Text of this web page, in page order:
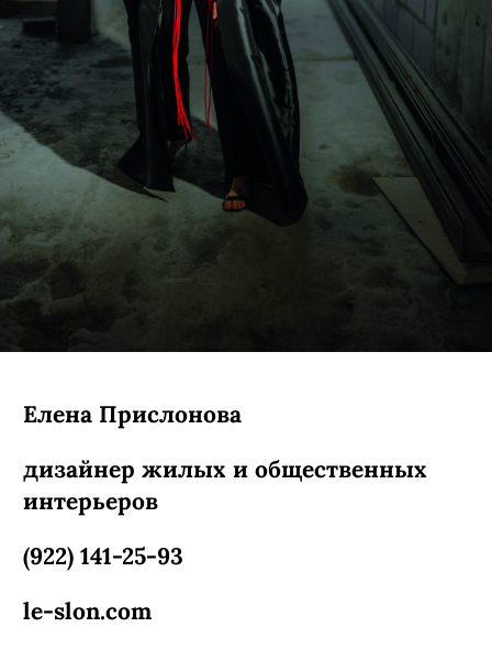
Елена Прислонова
дизайнер жилых и общественных
интерьеров
(922) 141-25-93
le-slon.com